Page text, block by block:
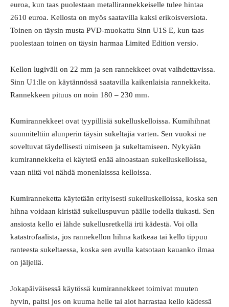
euroa, kun taas puolestaan metallirannekkeiselle tulee hintaa
2610 euroa. Kellosta on myös saatavilla kaksi erikoisversiota.
Toinen on täysin musta PVD-muokattu Sinn U1S E, kun taas
puolestaan toinen on täysin harmaa Limited Edition versio.
Kellon lugiväli on 22 mm ja sen rannekkeet ovat vaihdettavissa.
Sinn U1:lle on käytännössä saatavilla kaikenlaisia rannekkeita.
Rannekkeen pituus on noin 180 – 230 mm.
Kumirannekkeet ovat tyypillisiä sukelluskelloissa. Kumihihnat
suunniteltiin alunperin täysin sukeltajia varten. Sen vuoksi ne
soveltuvat täydellisesti uimiseen ja sukeltamiseen. Nykyään
kumirannekkeita ei käytetä enää ainoastaan sukelluskelloissa,
vaan niitä voi nähdä monenlaisssa kelloissa.
Kumiranneketta käytetään erityisesti sukelluskelloissa, koska sen
hihna voidaan kiristää sukelluspuvun päälle todella tiukasti. Sen
ansiosta kello ei lähde sukellusretkellä irti kädestä. Voi olla
katastrofaalista, jos rannekellon hihna katkeaa tai kello tippuu
ranteesta sukeltaessa, koska sen avulla katsotaan kauanko ilmaa
on jäljellä.
Jokapäiväisessä käytössä kumirannekkeet toimivat muuten
hyvin, paitsi jos on kuuma helle tai aiot harrastaa kello kädessä